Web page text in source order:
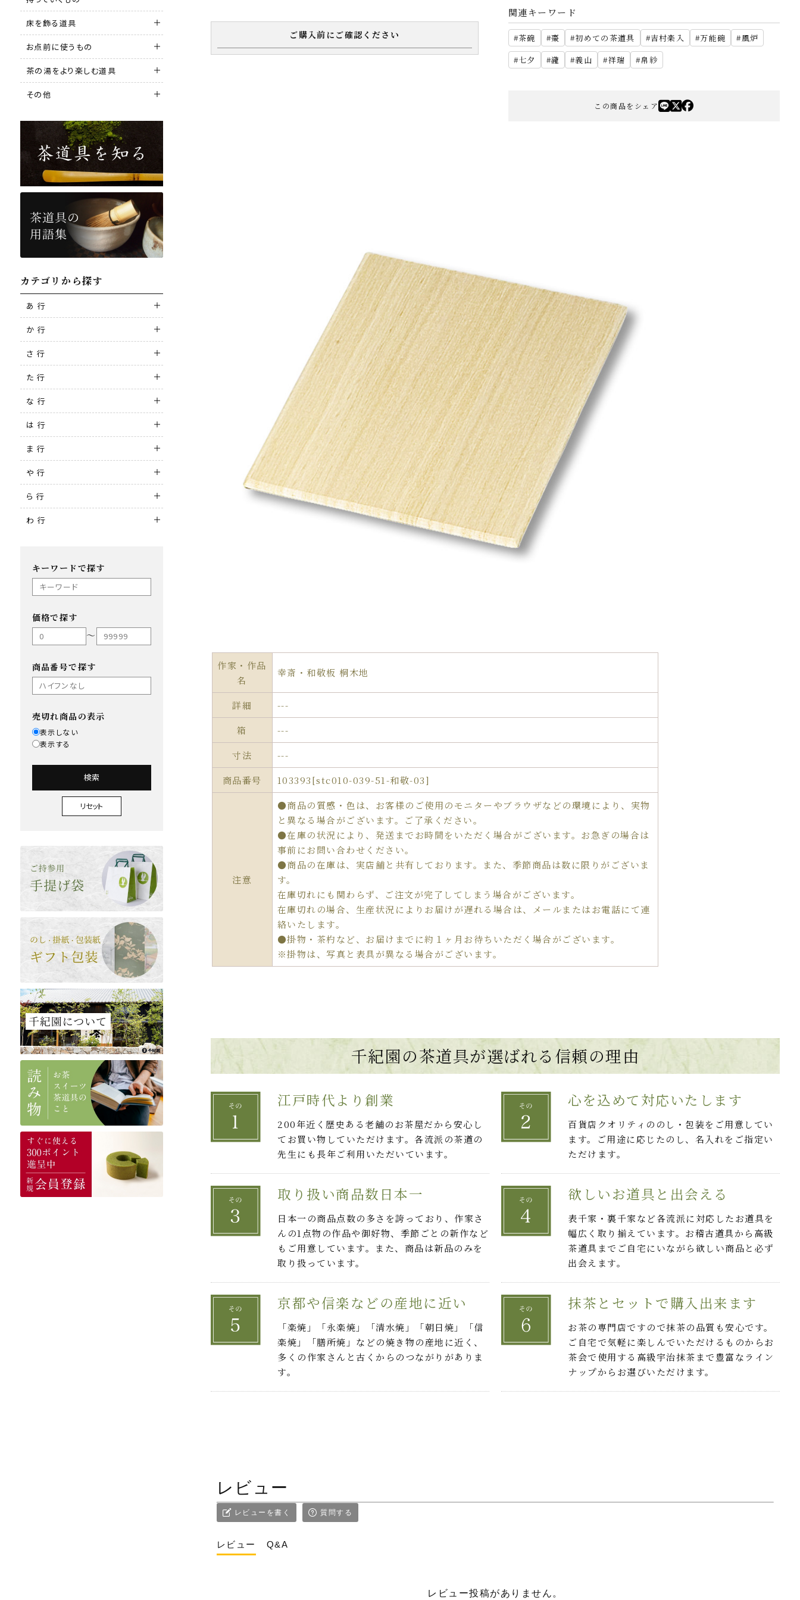
床を飾る道具
お点前に使うもの
茶の湯をより楽しむ道具
その他
カテゴリから探す
あ 行
か 行
さ 行
た 行
な 行
は 行
ま 行
や 行
ら 行
わ 行
キーワードで探す
価格で探す
〜
商品番号で探す
売切れ商品の表示
表示しない
表示する
検索
リセット
ご購入前にご確認ください
関連キーワード
茶碗 棗 初めての茶道具 吉村楽入 万能碗
風炉
七夕
瀧 義山 祥瑞 帛紗
この商品をシェア
作家・作品
名
幸斎・和敬板 桐木地
詳細
---
箱
---
寸法
---
商品番号
103393[stc010-039-51-和敬-03]
注意
●商品の質感・色は、お客様のご使用のモニターやブラウザなどの環境により、実物
と異なる場合がございます。ご了承ください。
●在庫の状況により、発送までお時間をいただく場合がございます。お急ぎの場合は
事前にお問い合わせください。
●商品の在庫は、実店舗と共有しております。また、季節商品は数に限りがございま
す。
在庫切れにも関わらず、ご注文が完了してしまう場合がございます。
在庫切れの場合、生産状況によりお届けが遅れる場合は、メールまたはお電話にて連
絡いたします。
●掛物・茶杓など、お届けまでに約１ヶ月お待ちいただく場合がございます。
※掛物は、写真と表具が異なる場合がございます。
千紀園の茶道具が選ばれる 信頼の理由
江戸時代より創業
200年近く歴史ある老舗のお茶屋だから安心し
てお買い物していただけます。各流派の茶道の
先生にも長年ご利用いただいています。
心を込めて対応いたします
百貨店クオリティののし・包装をご用意してい
ます。ご用途に応じたのし、名入れをご指定い
ただけます。
取り扱い商品数日本一
日本一の商品点数の多さを誇っており、作家さ
んの1点物の作品や御好物、季節ごとの新作など
もご用意しています。また、商品は新品のみを
取り扱っています。
欲しいお道具と出会える
表千家・裏千家など各流派に対応したお道具を
幅広く取り揃えています。お稽古道具から高級
茶道具までご自宅にいながら欲しい商品と必ず
出会えます。
京都や信楽などの産地に近い
「楽焼」「永楽焼」「清水焼」「朝日焼」「信
楽焼」「膳所焼」などの焼き物の産地に近く、
多くの作家さんと古くからのつながりがありま
す。
抹茶とセットで購入出来ます
お茶の専門店ですので抹茶の品質も安心です。
ご自宅で気軽に楽しんでいただけるものからお
茶会で使用する高級宇治抹茶まで豊富なライン
ナップからお選びいただけます。
レビュー
レビューを書く 質問する
レビュー Q&A
レビュー投稿がありません。